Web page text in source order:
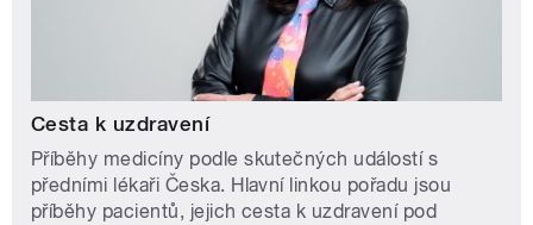
Cesta k uzdravení
Příběhy medicíny podle skutečných událostí s
předními lékaři Česka. Hlavní linkou pořadu jsou
příběhy pacientů, jejich cesta k uzdravení pod